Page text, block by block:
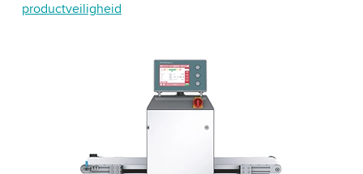
productveiligheid